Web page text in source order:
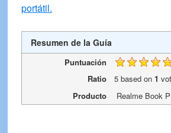
portátil.
Resumen de la Guía
Puntuación
Ratio
5 based on1
Producto
Realme Book